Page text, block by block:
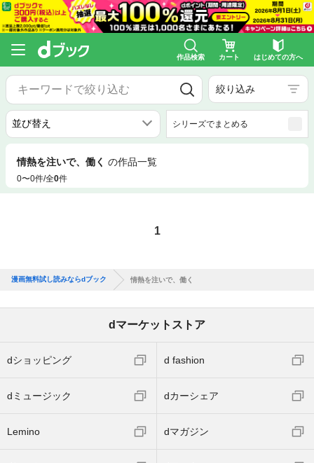
作品検索 カート はじめての方へ
絞り込み
シリーズでまとめる
情熱を注いで、働く の作品一覧
0〜0件/全0件
1
漫画無料試し読みならdブック 情熱を注いで、働く
dマーケットストア
dショッピング d fashion
dミュージック dカーシェア
Lemino dマガジン